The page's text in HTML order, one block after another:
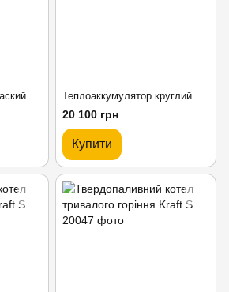
20 100 грн
Купити